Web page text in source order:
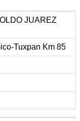
JUAREZ
Tuxpan Km 85